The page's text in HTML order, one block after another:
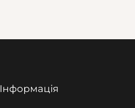
Інформація